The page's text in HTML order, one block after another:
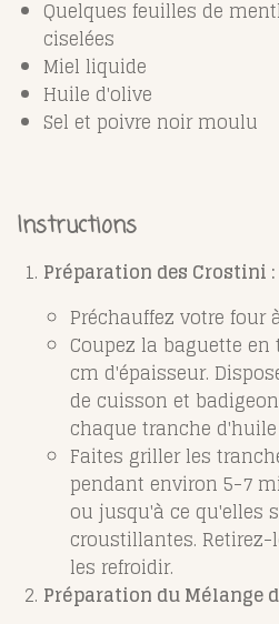
Quelques feuilles de
ciselées
Miel liquide
Huile d'olive
Sel et poivre noir moulu
Instructions
Préparation des Crostini :
Préchauffez votre four à
Coupez la baguette
cm d'épaisseur.
de cuisson et
chaque tranche
Faites griller les
pendant environ 5-7
ou jusqu'à ce qu'elles
croustillantes.
les refroidir.
Préparation du Mélange